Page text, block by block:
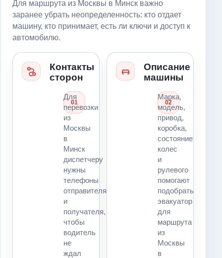
Для маршрута из Москвы в Минск важно
заранее убрать неопределенность: кто отдает
машину, кто принимает, есть ли ключи и доступ к
автомобилю.
01
Контакты
сторон
Для
перевозки
из
Москвы
в
Минск
диспетчеру
нужны
телефоны
отправителя
и
получателя,
чтобы
водитель
не
ждал
02
Описание
машины
Марка,
модель,
привод,
коробка,
состояние
колес
и
рулевого
помогают
подобрать
эвакуатор
для
маршрута
из
Москвы
в